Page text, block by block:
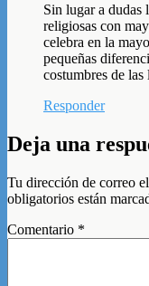
Sin lugar a dudas
religiosas con
celebra en la
pequeñas
costumbres de las
Responder
Deja una
Tu dirección de correo
obligatorios están
Comentario *